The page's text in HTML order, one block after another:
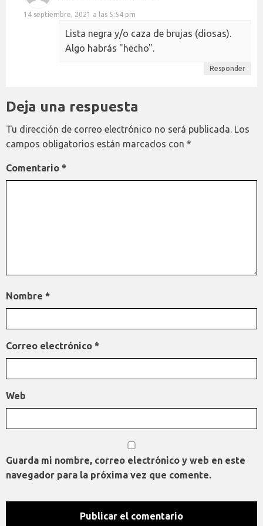
14 septiembre, 2021 a las 5:54 pm
Lista negra y/o caza de brujas (diosas).
Algo habrás "hecho".
Responder
Deja una respuesta
Tu dirección de correo electrónico no será publicada. Los
campos obligatorios están marcados con *
Comentario *
Nombre *
Correo electrónico *
Web
Guarda mi nombre, correo electrónico y web en este
navegador para la próxima vez que comente.